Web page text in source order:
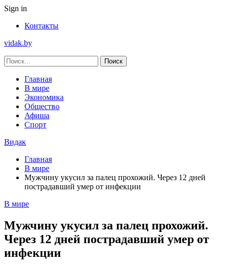
Sign in
Контакты
vidak.by
Главная
В мире
Экономика
Общество
Афиша
Спорт
Видак
Главная
В мире
Мужчину укусил за палец прохожий. Через 12 дней
пострадавший умер от инфекции
В мире
Мужчину укусил за палец прохожий.
Через 12 дней пострадавший умер от
инфекции